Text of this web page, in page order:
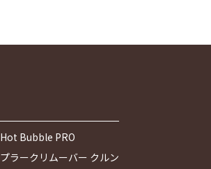
Hot Bubble PRO
プラークリムーバー クルン